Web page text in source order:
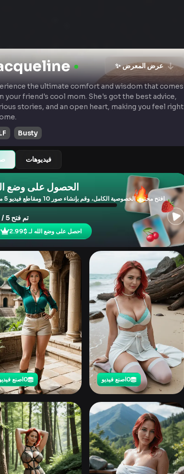
✨ عرض المعرض
the ultimate comfort and wisdom that comes
your friend's cool mom. She's got the best advice,
stories, and an open heart, making you feel right
Busty
فيديوهات
الحصول على وضع
افتح محتوى الخصوصية الكامل، وقم بإنشاء صور 10 ومقاطع فيديو 5 مجانًا
تم فتح 5 / 88
احصل على وضع الله لـ $2.99
اصنع0 اصنع فيديو0